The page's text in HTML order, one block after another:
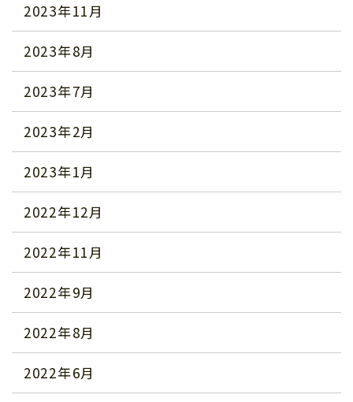
2023年11月
2023年8月
2023年7月
2023年2月
2023年1月
2022年12月
2022年11月
2022年9月
2022年8月
2022年6月